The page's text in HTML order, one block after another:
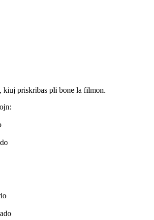
kiuj priskribas pli bone la filmon.